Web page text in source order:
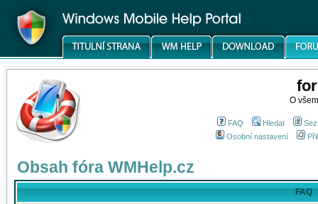
O
FAQ Hledat
Osobní nastavení
Obsah fóra WMHelp.cz
FAQ